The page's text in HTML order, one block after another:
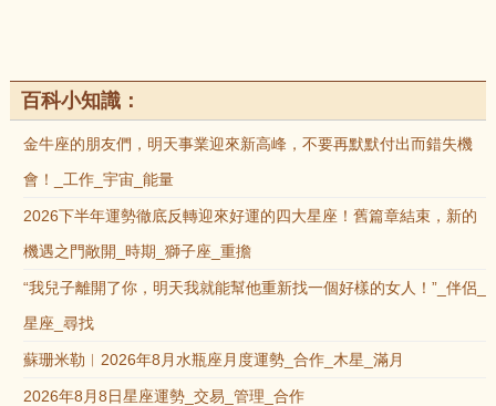
百科小知識：
金牛座的朋友們，明天事業迎來新高峰，不要再默默付出而錯失機
會！_工作_宇宙_能量
2026下半年運勢徹底反轉迎來好運的四大星座！舊篇章結束，新的
機遇之門敞開_時期_獅子座_重擔
“我兒子離開了你，明天我就能幫他重新找一個好樣的女人！”_伴侶_
星座_尋找
蘇珊米勒︱2026年8月水瓶座月度運勢_合作_木星_滿月
2026年8月8日星座運勢_交易_管理_合作